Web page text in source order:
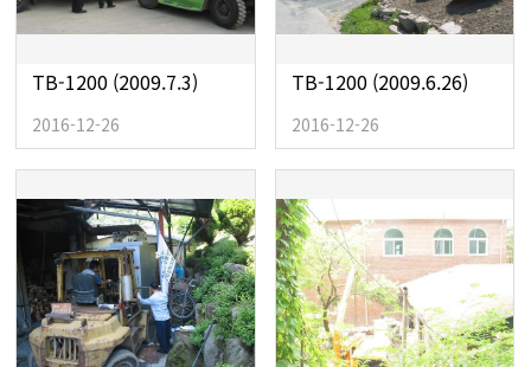
TB-1200 (2009.7.3)
2016-12-26
TB-1200 (2009.6.26)
2016-12-26